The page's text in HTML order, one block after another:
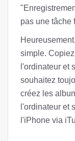
pas une tâche
simple.
l'ordinateur et
souhaitez
créez les
l'ordinateur et
l'iPhone via